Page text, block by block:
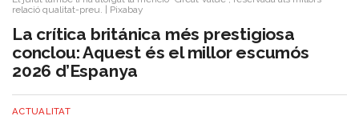
relació qualitat-preu. | Pixabay
La crítica británica més prestigiosa
conclou: Aquest és el millor escumós
2026 d’Espanya
ACTUALITAT